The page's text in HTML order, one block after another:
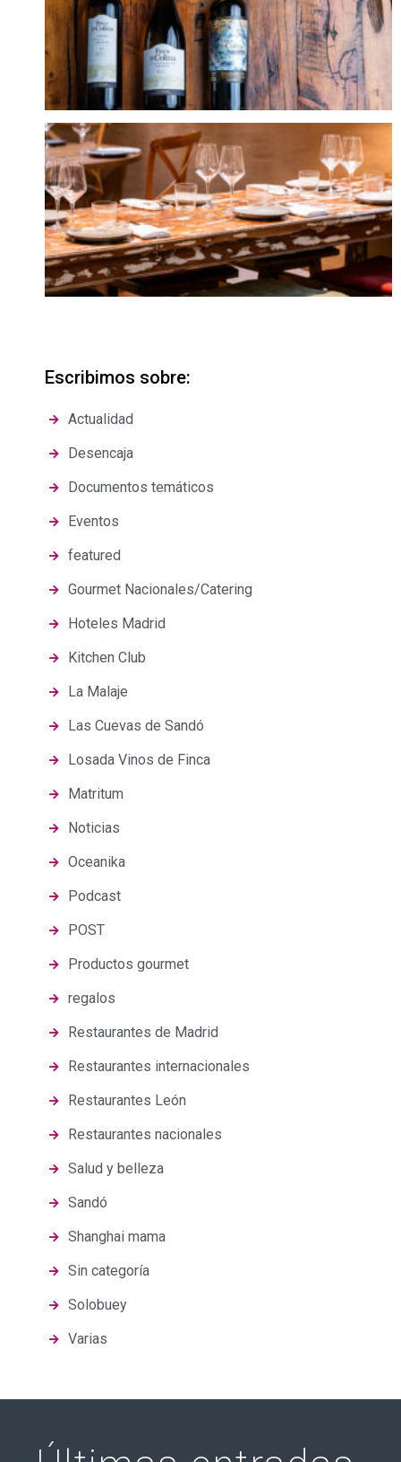
Escribimos sobre:
Actualidad
Desencaja
Documentos temáticos
Eventos
featured
Gourmet Nacionales/Catering
Hoteles Madrid
Kitchen Club
La Malaje
Las Cuevas de Sandó
Losada Vinos de Finca
Matritum
Noticias
Oceanika
Podcast
POST
Productos gourmet
regalos
Restaurantes de Madrid
Restaurantes internacionales
Restaurantes León
Restaurantes nacionales
Salud y belleza
Sandó
Shanghai mama
Sin categoría
Solobuey
Varias